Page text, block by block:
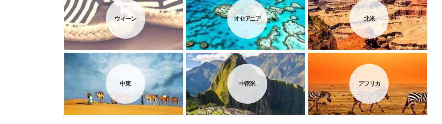
ウィーン オセアニア 北米
中東 中南米 アフリカ